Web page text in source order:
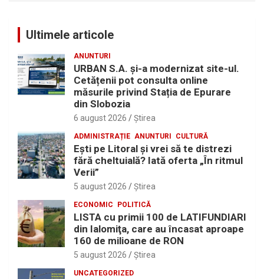
Ultimele articole
ANUNTURI
URBAN S.A. și-a modernizat site-ul.
Cetățenii pot consulta online
măsurile privind Stația de Epurare
din Slobozia
6 august 2026 Ştirea
ADMINISTRAȚIE ANUNTURI CULTURĂ
Eşti pe Litoral şi vrei să te distrezi
fără cheltuială? Iată oferta „În ritmul
Verii”
5 august 2026 Ştirea
ECONOMIC POLITICĂ
LISTA cu primii 100 de LATIFUNDIARI
din Ialomiţa, care au încasat aproape
160 de milioane de RON
5 august 2026 Ştirea
UNCATEGORIZED